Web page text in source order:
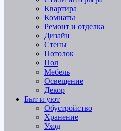
Квартира
Комнаты
Ремонт и отделка
Дизайн
Стены
Потолок
Пол
Мебель
Освещение
Декор
Быт и уют
Обустройство
Хранение
Уход